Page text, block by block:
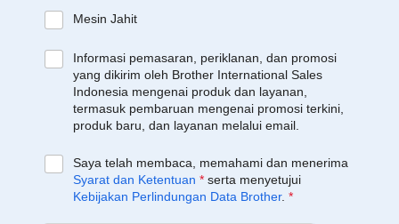
Mesin Jahit
Informasi pemasaran, periklanan, dan promosi
yang dikirim oleh Brother International Sales
Indonesia mengenai produk dan layanan,
termasuk pembaruan mengenai promosi terkini,
produk baru, dan layanan melalui email.
Saya telah membaca, memahami dan menerima
Syarat dan Ketentuan * serta menyetujui
Kebijakan Perlindungan Data Brother. *